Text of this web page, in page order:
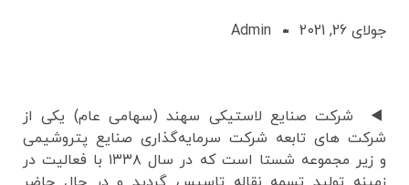
جولای 26, 2021 Admin
◀️ شرکت صنایع لاستیکی سهند (سهامی عام) یکی از
شرکت های تابعه شرکت سرمایه‌گذاری صنایع پتروشیمی
و زیر مجموعه شستا است که در سال ۱۳۳۸ با فعالیت در